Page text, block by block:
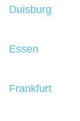
Duisburg
Essen
Frankfurt